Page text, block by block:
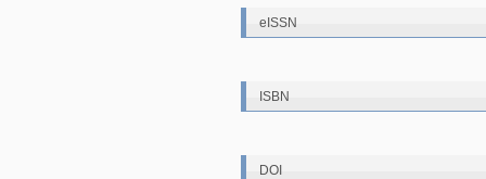
eISSN
ISBN
DOI